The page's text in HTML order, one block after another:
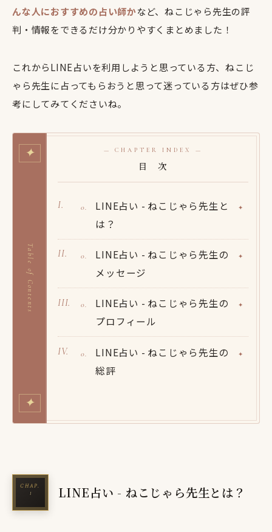
んな人におすすめの占い師かなど、ねこじゃら先生の評
判・情報をできるだけ分かりやすくまとめました！
これからLINE占いを利用しようと思っている方、ねこじ
ゃら先生に占ってもらおうと思って迷っている方はぜひ参
考にしてみてくださいね。
✦
Table of Contents
✦
— CHAPTER INDEX —
目 次
LINE占い - ねこじゃら先生と
は？
LINE占い - ねこじゃら先生の
メッセージ
LINE占い - ねこじゃら先生の
プロフィール
LINE占い - ねこじゃら先生の
総評
LINE占い - ねこじゃら先生とは？